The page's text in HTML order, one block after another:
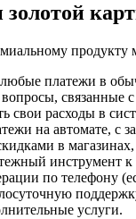
золотой
продукту
платежи в
связанные
свои расходы в
на автомате, с
в
инструмент
по телефону
услуги.